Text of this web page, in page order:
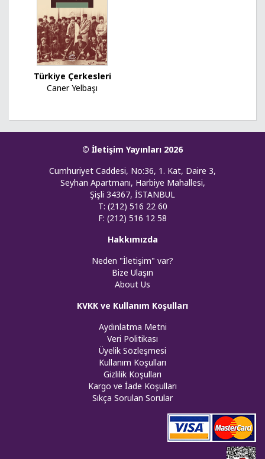
Türkiye Çerkesleri
Caner Yelbaşı
© İletişim Yayınları 2026
Cumhuriyet Caddesi, No:36, 1. Kat, Daire 3,
Seyhan Apartmanı, Harbiye Mahallesi,
Şişli 34367, İSTANBUL
T: (212) 516 22 60
F: (212) 516 12 58
Hakkımızda
Neden "İletişim" var?
Bize Ulaşın
About Us
KVKK ve Kullanım Koşulları
Aydınlatma Metni
Veri Politikası
Üyelik Sözleşmesi
Kullanım Koşulları
Gizlilik Koşulları
Kargo ve İade Koşulları
Sıkça Sorulan Sorular